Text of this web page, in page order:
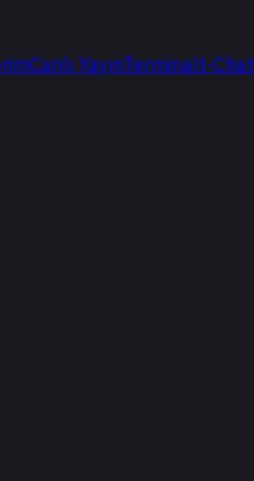
Canlı YayınTerminalt-Chat